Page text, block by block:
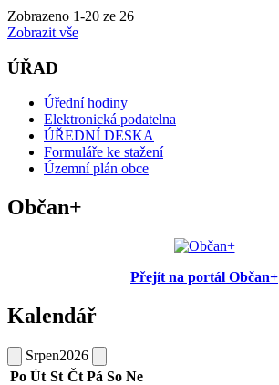
Zobrazeno 1-20 ze 26
Zobrazit vše
ÚŘAD
Úřední hodiny
Elektronická podatelna
ÚŘEDNÍ DESKA
Formuláře ke stažení
Územní plán obce
Občan+
Přejít na portál Občan+
Kalendář
Srpen2026
Po Út St Čt Pá So Ne